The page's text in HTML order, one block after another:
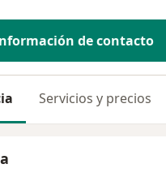
de contacto
Servicios y precios